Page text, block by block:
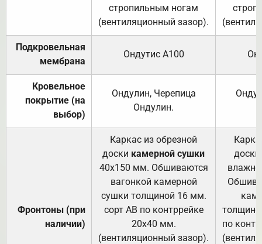
стропильным ногам
(вентиляционный зазор).
Подкровельная
мембрана
Ондутис А100
Кровельное
покрытие (на
выбор)
Ондулин, Черепица
Ондулин.
Фронтоны (при
наличии)
Каркас из обрезной
доски камерной сушки
40х150 мм. Обшиваются
вагонкой камерной
сушки толщиной 16 мм.
сорт АВ по контррейке
20х40 мм.
(вентиляционный зазор).
доски
по